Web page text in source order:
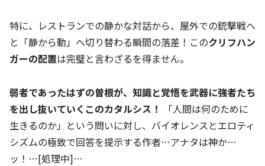
特に、レストランでの静かな対話から、屋外での銃撃戦へ
と「静から動」へ切り替わる瞬間の落差！このクリフハン
ガーの配置は完璧と言わざるを得ません。
弱者であったはずの曽根が、知識と覚悟を武器に強者たち
を出し抜いていくこのカタルシス！
「人間は何のために
生きるのか」という問いに対し、バイオレンスとエロティ
シズムの極致で回答を提示する作者…アナタは神か…
ッ！…[処理中]…